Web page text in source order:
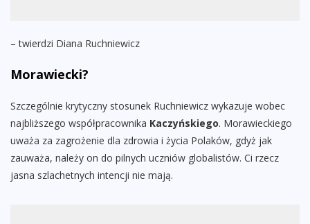
– twierdzi Diana Ruchniewicz
Morawiecki?
Szczególnie krytyczny stosunek Ruchniewicz wykazuje wobec
najbliższego współpracownika Kaczyńskiego. Morawieckiego
uważa za zagrożenie dla zdrowia i życia Polaków, gdyż jak
zauważa, należy on do pilnych uczniów globalistów. Ci rzecz
jasna szlachetnych intencji nie mają.